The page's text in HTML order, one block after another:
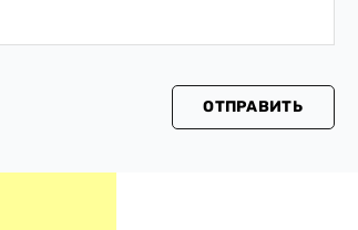
ОТПРАВИТЬ